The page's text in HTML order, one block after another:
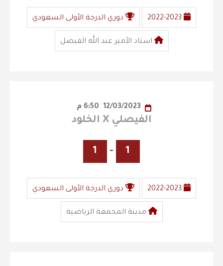
2022-2023 دوري الدرجة الأولى السعودي
استاد الأمير عبد الله الفيصل
الفيصلي X الخلود
1
-
1
2022-2023 دوري الدرجة الأولى السعودي
مدينة المجمعة الرياضية